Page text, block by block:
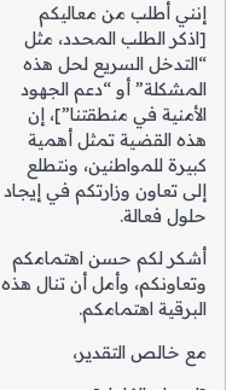
إنني أطلب من معاليكم
[اذكر الطلب المحدد، مثل
“التدخل السريع لحل هذه
المشكلة” أو “دعم الجهود
الأمنية في منطقتنا”]، إن
هذه القضية تمثل أهمية
كبيرة للمواطنين، ونتطلع
إلى تعاون وزارتكم في إيجاد
حلول فعالة.
أشكر لكم حسن اهتمامكم
وتعاونكم، وأمل أن تنال هذه
البرقية اهتمامكم.
مع خالص التقدير،